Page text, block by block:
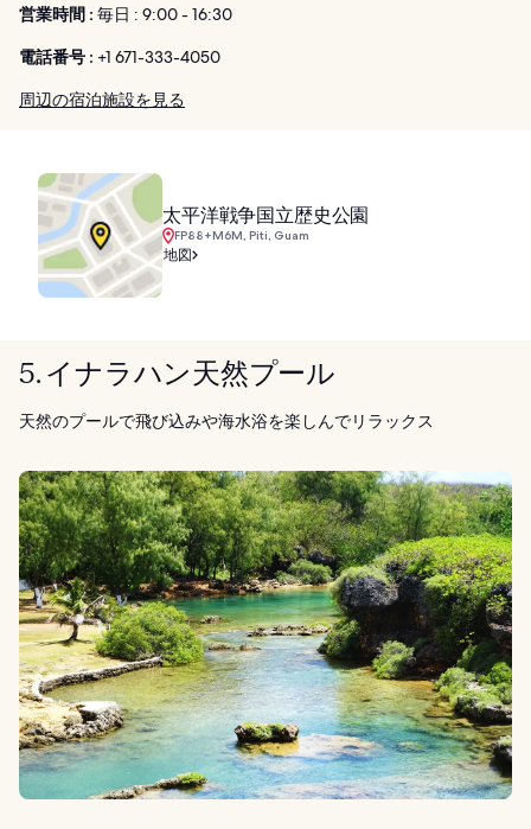
営業時間 : 毎日 : 9:00 - 16:30
電話番号 : +1 671-333-4050
周辺の宿泊施設を見る
太平洋戦争国立歴史公園
FP88+M6M, Piti, Guam
地図
5. イナラハン天然プール
天然のプールで飛び込みや海水浴を楽しんでリラックス